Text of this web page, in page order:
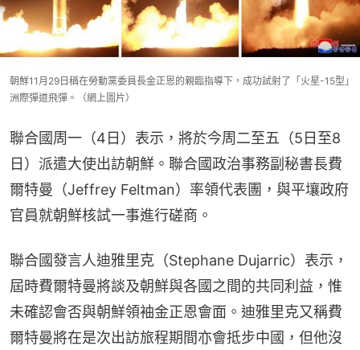
朝鮮11月29日稱在勞動黨委員長金正恩的親臨指導下，成功試射了「火星-15型」
洲際彈道飛彈。（網上圖片）
聯合國周一（4日）表示，將於今周二至五（5日至8
日）派遣大使出訪朝鮮。聯合國政治事務副秘書長費
爾特曼（Jeffrey Feltman）率領代表團，與平壤政府
官員就朝鮮核試一事進行磋商。
聯合國發言人迪雅里克（Stephane Dujarric）表示，
屆時費爾特曼將談及朝鮮與各國之間的共同利益，惟
未確認會否與朝鮮領袖金正恩會面。迪雅里克又稱費
爾特曼將在是次出訪旅程期間亦會抵步中國，但他沒